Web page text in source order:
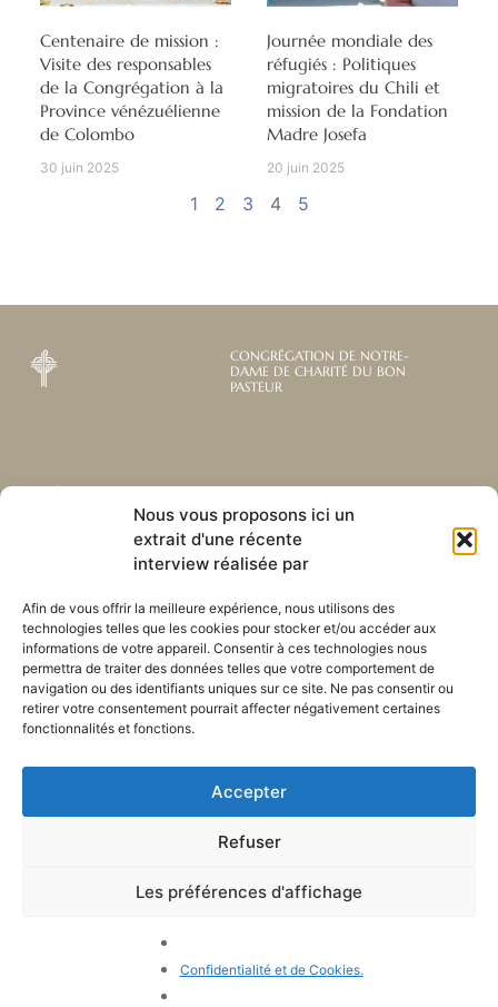
Nous vous proposons ici un
extrait d'une récente
interview réalisée par
Afin de vous offrir la meilleure expérience, nous utilisons des
technologies telles que les cookies pour stocker et/ou accéder aux
informations de votre appareil. Consentir à ces technologies nous
permettra de traiter des données telles que votre comportement de
navigation ou des identifiants uniques sur ce site. Ne pas consentir ou
retirer votre consentement pourrait affecter négativement certaines
fonctionnalités et fonctions.
Accepter
Refuser
Les préférences d'affichage
Confidentialité et de Cookies.
Centenaire de mission :
Visite des responsables
de la Congrégation à la
Province vénézuélienne
de Colombo
30 juin 2025
Journée mondiale des
réfugiés : Politiques
migratoires du Chili et
mission de la Fondation
Madre Josefa
20 juin 2025
1 2 3 4 5
CONGRÉGATION DE NOTRE-
DAME DE CHARITÉ DU BON
PASTEUR
Abonnez-vous à notre
newsletter mensuelle
Recevez les dernières nouvelles
nos ministères à travers le monde.
S'ABONNER
Liens utiles
Envoyez-nous votre
Plan du site
POLITIQUE DE CONFIDENTIALITÉ